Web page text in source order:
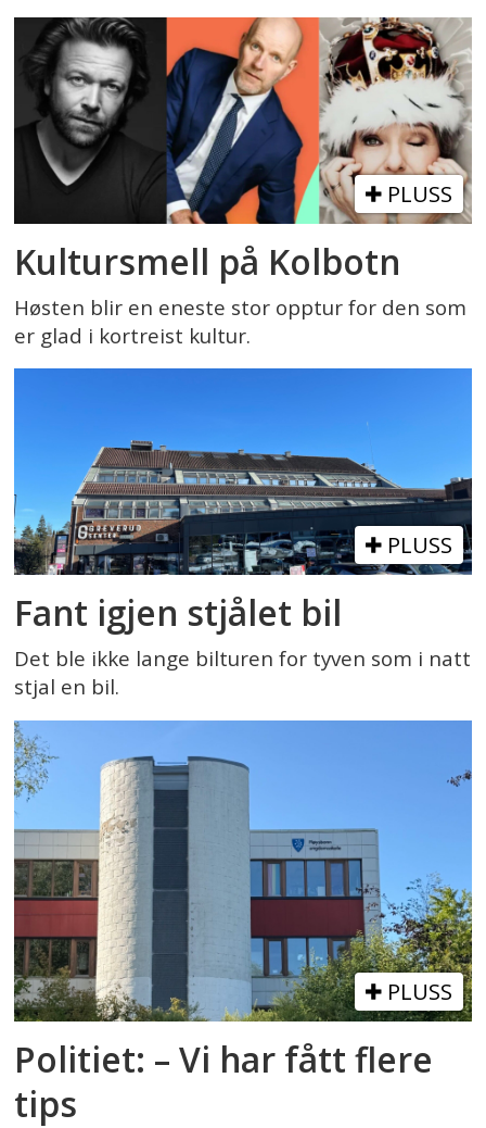
PLUSS
Kultursmell på Kolbotn
Høsten blir en eneste stor opptur for den som
er glad i kortreist kultur.
PLUSS
Fant igjen stjålet bil
Det ble ikke lange bilturen for tyven som i natt
stjal en bil.
PLUSS
Politiet: – Vi har fått flere
tips